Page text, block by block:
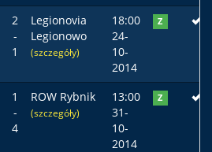
2
-
1
Legionovia
Legionowo
(szczegóły)
18:00
24-
10-
2014
Z
1
-
4
ROW Rybnik
(szczegóły)
13:00
31-
10-
2014
Z